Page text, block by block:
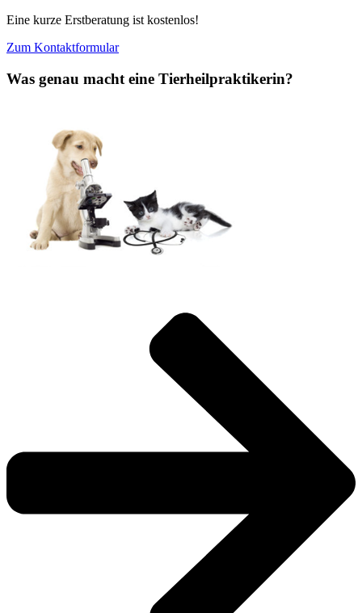
Eine kurze Erstberatung ist kostenlos!
Zum Kontaktformular
Was genau macht eine Tierheilpraktikerin?